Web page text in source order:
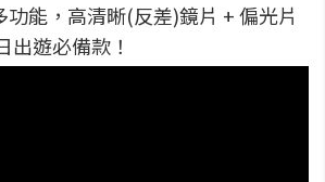
功能，高清晰(反差)鏡片 + 偏光片
出遊必備款！